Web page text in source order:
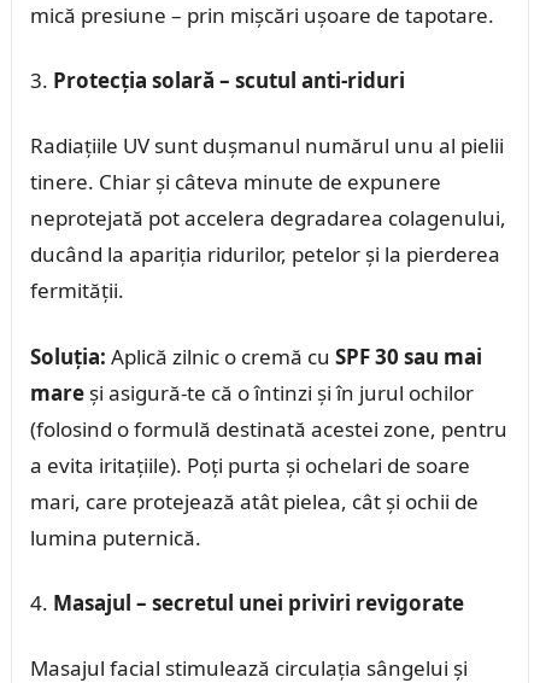
mică presiune – prin mișcări ușoare de tapotare.
Protecția solară – scutul anti-riduri
Radiațiile UV sunt dușmanul numărul unu al pielii
tinere. Chiar și câteva minute de expunere
neprotejată pot accelera degradarea colagenului,
ducând la apariția ridurilor, petelor și la pierderea
fermității.
Soluția: Aplică zilnic o cremă cu SPF 30 sau mai
mareși asigură-te că o întinzi și în jurul ochilor
(folosind o formulă destinată acestei zone, pentru
a evita iritațiile). Poți purta și ochelari de soare
mari, care protejează atât pielea, cât și ochii de
lumina puternică.
Masajul – secretul unei priviri revigorate
Masajul facial stimulează circulația sângelui și